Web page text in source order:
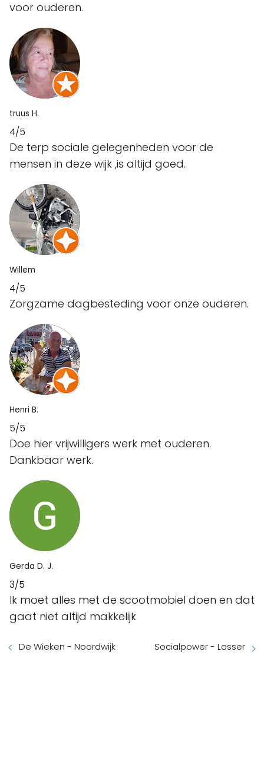
voor ouderen.
truus H.
4/5
De terp sociale gelegenheden voor de
mensen in deze wijk ,is altijd goed.
Willem
4/5
Zorgzame dagbesteding voor onze ouderen.
Henri B.
5/5
Doe hier vrijwilligers werk met ouderen.
Dankbaar werk.
Gerda D. J.
3/5
Ik moet alles met de scootmobiel doen en dat
gaat niet altijd makkelijk
De Wieken - Noordwijk Socialpower - Losser